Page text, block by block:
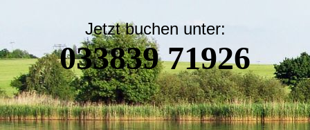
Jetzt buchen unter:
033839 71926